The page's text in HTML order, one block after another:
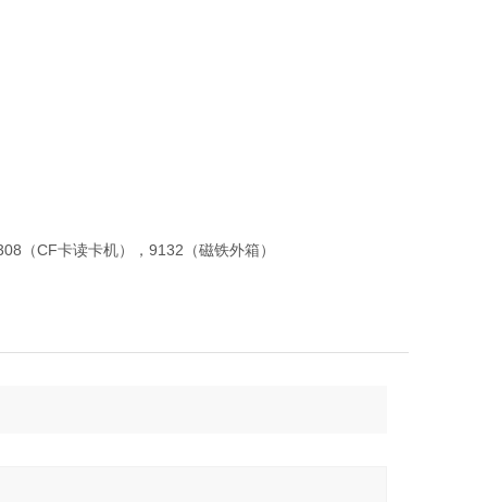
（CF卡读卡机），9132（磁铁外箱）